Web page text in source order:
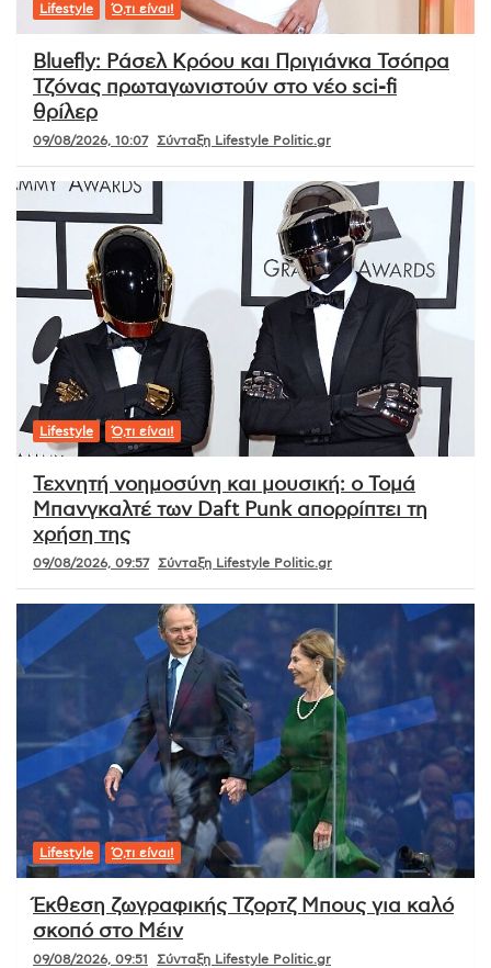
Lifestyle Ό,τι είναι!
Bluefly: Ράσελ Κρόου και Πριγιάνκα Τσόπρα
Τζόνας πρωταγωνιστούν στο νέο sci-fi
θρίλερ
09/08/2026, 10:07 Σύνταξη Lifestyle Politic.gr
Lifestyle Ό,τι είναι!
Τεχνητή νοημοσύνη και μουσική: ο Τομά
Μπανγκαλτέ των Daft Punk απορρίπτει τη
χρήση της
09/08/2026, 09:57 Σύνταξη Lifestyle Politic.gr
Lifestyle Ό,τι είναι!
Έκθεση ζωγραφικής Τζορτζ Μπους για καλό
σκοπό στο Μέιν
09/08/2026, 09:51 Σύνταξη Lifestyle Politic.gr